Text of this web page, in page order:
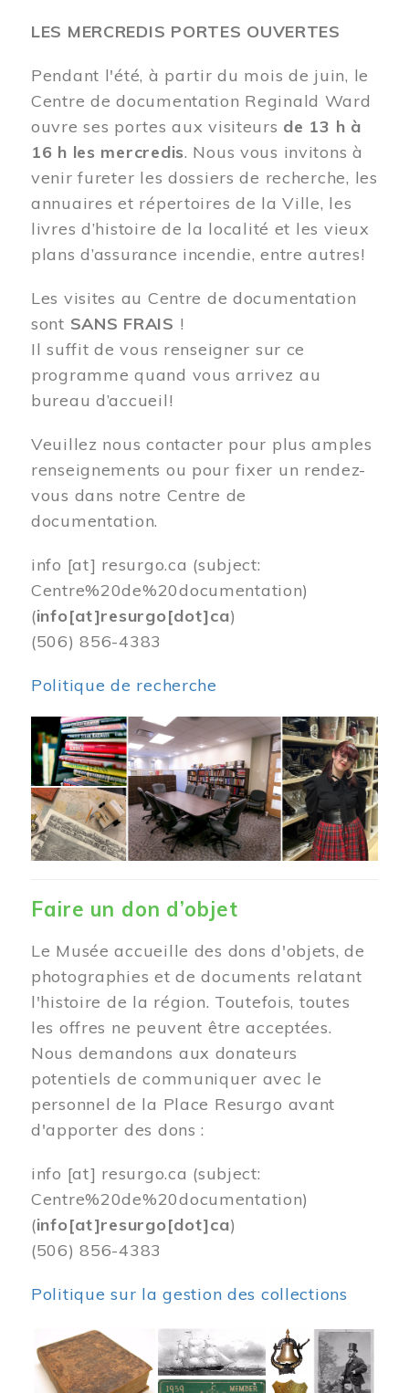
LES MERCREDIS PORTES OUVERTES
Pendant l'été, à partir du mois de juin, le
Centre de documentation Reginald Ward
ouvre ses portes aux visiteurs de 13 h à
16 h les mercredis. Nous vous invitons à
venir fureter les dossiers de recherche, les
annuaires et répertoires de la Ville, les
livres d’histoire de la localité et les vieux
plans d’assurance incendie, entre autres!
Les visites au Centre de documentation
sont SANS FRAIS !
Il suffit de vous renseigner sur ce
programme quand vous arrivez au
bureau d’accueil!
Veuillez nous contacter pour plus amples
renseignements ou pour fixer un rendez-
vous dans notre Centre de
documentation.
info [at] resurgo.ca (subject:
Centre%20de%20documentation)
(info[at]resurgo[dot]ca)
(506) 856-4383
Politique de recherche
Image
Faire un don d’objet
Le Musée accueille des dons d'objets, de
photographies et de documents relatant
l'histoire de la région. Toutefois, toutes
les offres ne peuvent être acceptées.
Nous demandons aux donateurs
potentiels de communiquer avec le
personnel de la Place Resurgo avant
d'apporter des dons :
info [at] resurgo.ca (subject:
Centre%20de%20documentation)
(info[at]resurgo[dot]ca)
(506) 856-4383
Politique sur la gestion des collections